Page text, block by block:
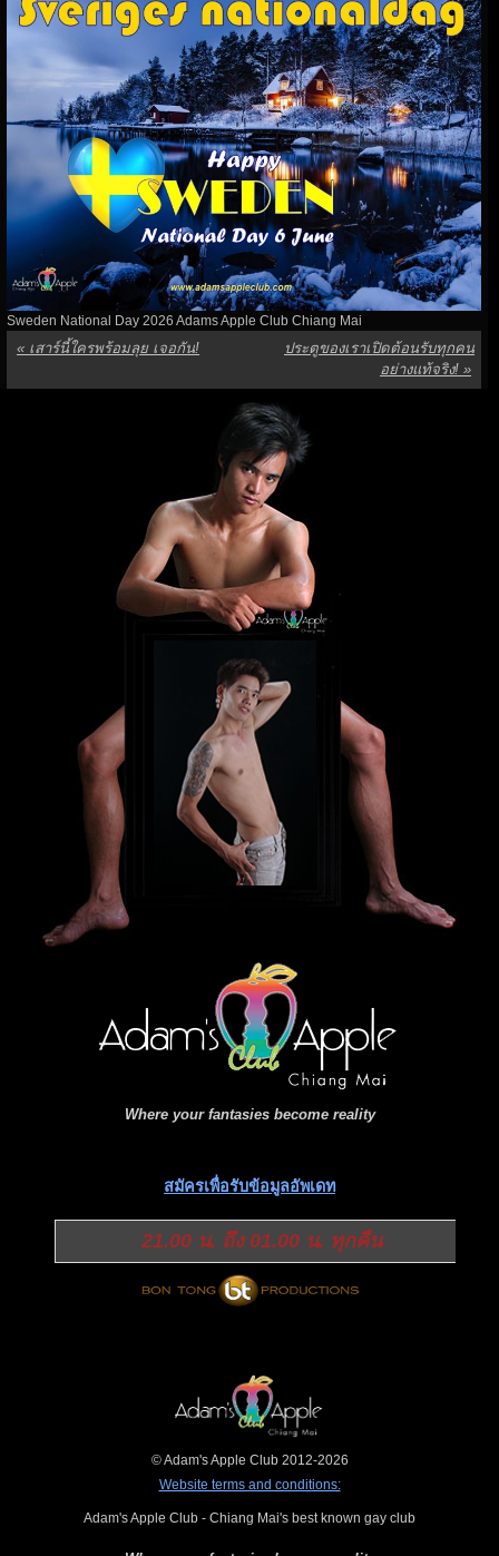
Sweden National Day 2026 Adams Apple Club Chiang Mai
« เสาร์นี้ใครพร้อมลุย เจอกัน!
ประตูของเราเปิดต้อนรับทุกคน
อย่างแท้จริง! »
Where your fantasies become reality
สมัครเพื่อรับข้อมูลอัพเดท
21.00 น. ถึง 01.00 น. ทุกคืน
© Adam's Apple Club 2012-2026
Website terms and conditions:
Adam's Apple Club - Chiang Mai's best known gay club